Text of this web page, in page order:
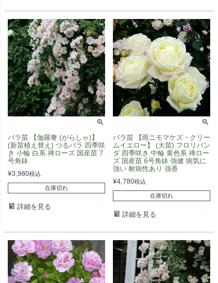
バラ苗 【伽羅奢 (がらしゃ)】
(新苗植え替え) つるバラ 四季咲
き 小輪 白系 禅ローズ 国産苗 7
号角鉢
¥3,980税込
在庫切れ
詳細を見る
バラ苗 【雨ニモマケズ・クリー
ムイエロー】 (大苗) フロリバン
ダ 四季咲き 中輪 黄色系 禅ロー
ズ 国産苗 6号角鉢 強健 病気に
強い 耐病性あり 強香
¥4,780税込
在庫切れ
詳細を見る